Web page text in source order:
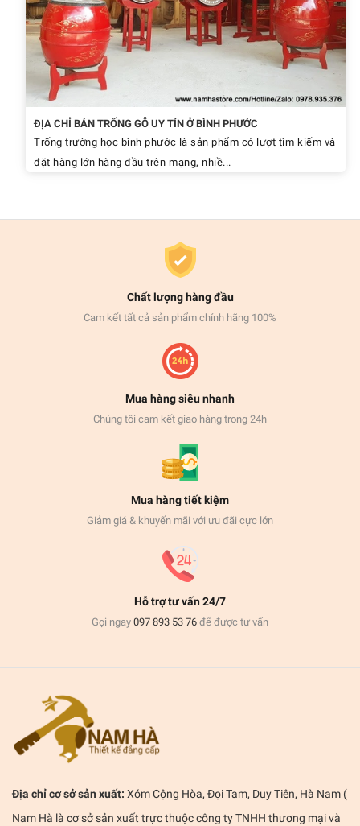
ĐỊA CHỈ BÁN TRỐNG GỖ UY TÍN Ở BÌNH PHƯỚC
Trống trường học bình phước là sản phẩm có lượt tìm kiếm và
đặt hàng lớn hàng đầu trên mạng, nhiề...
Chất lượng hàng đầu
Cam kết tất cả sản phẩm chính hãng 100%
Mua hàng siêu nhanh
Chúng tôi cam kết giao hàng trong 24h
Mua hàng tiết kiệm
Giảm giá & khuyến mãi với ưu đãi cực lớn
Hỗ trợ tư vấn 24/7
Gọi ngay 097 893 53 76 để được tư vấn
Địa chỉ cơ sở sản xuất: Xóm Cộng Hòa, Đọi Tam, Duy Tiên, Hà Nam (
Nam Hà là cơ sở sản xuất trực thuộc công ty TNHH thương mại và